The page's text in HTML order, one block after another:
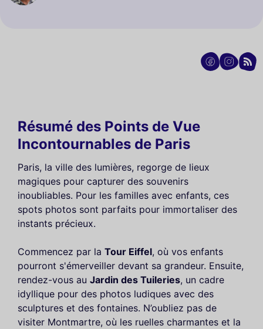
Résumé des Points de Vue
Incontournables de Paris
Paris, la ville des lumières, regorge de lieux
magiques pour capturer des souvenirs
inoubliables. Pour les familles avec enfants, ces
spots photos sont parfaits pour immortaliser des
instants précieux.
Commencez par la Tour Eiffel, où vos enfants
pourront s'émerveiller devant sa grandeur. Ensuite,
rendez-vous au Jardin des Tuileries, un cadre
idyllique pour des photos ludiques avec des
sculptures et des fontaines. N’oubliez pas de
visiter Montmartre, où les ruelles charmantes et la